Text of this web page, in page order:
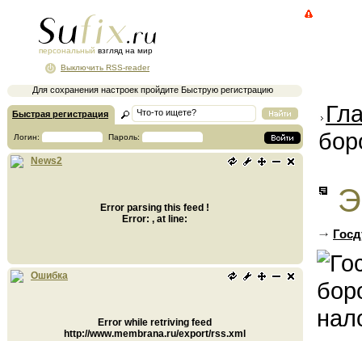
персональный взгляд на мир
Для сохранения настроек пройдите Быструю регистрацию
Выключить RSS-reader
Быстрая регистрация
Логин: Пароль:
News2
Error parsing this feed !
Error: , at line:
Ошибка
Error while retriving feed
http://www.membrana.ru/export/rss.xml